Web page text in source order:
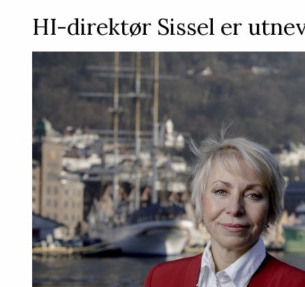
HI-direktør Sissel er